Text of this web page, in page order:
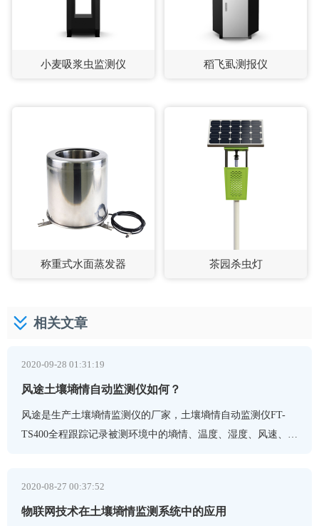
小麦吸浆虫监测仪 稻飞虱测报仪
称重式水面蒸发器 茶园杀虫灯
相关文章
2020-09-28 01:31:19
风途土壤墒情自动监测仪如何？
风途是生产土壤墒情监测仪的厂家，土壤墒情自动监测仪FT-
TS400全程跟踪记录被测环境中的墒情、温度、湿度、风速、风
2020-08-27 00:37:52
物联网技术在土壤墒情监测系统中的应用